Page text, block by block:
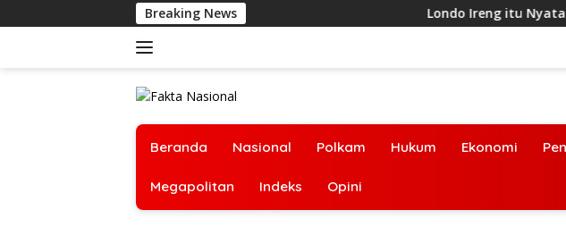
ke
Breaking News Londo Ireng itu Nyata
Beranda Nasional Polkam Hukum Ekonomi
Megapolitan Indeks Opini